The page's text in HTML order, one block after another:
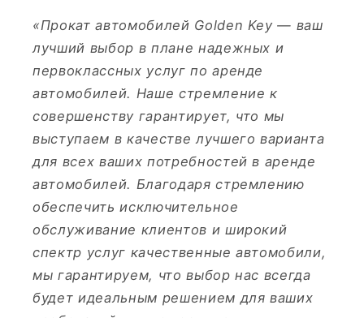
«Прокат автомобилей Golden Key — ваш
лучший выбор в плане надежных и
первоклассных услуг по аренде
автомобилей. Наше стремление к
совершенству гарантирует, что мы
выступаем в качестве лучшего варианта
для всех ваших потребностей в аренде
автомобилей. Благодаря стремлению
обеспечить исключительное
обслуживание клиентов и широкий
спектр услуг качественные автомобили,
мы гарантируем, что выбор нас всегда
будет идеальным решением для ваших